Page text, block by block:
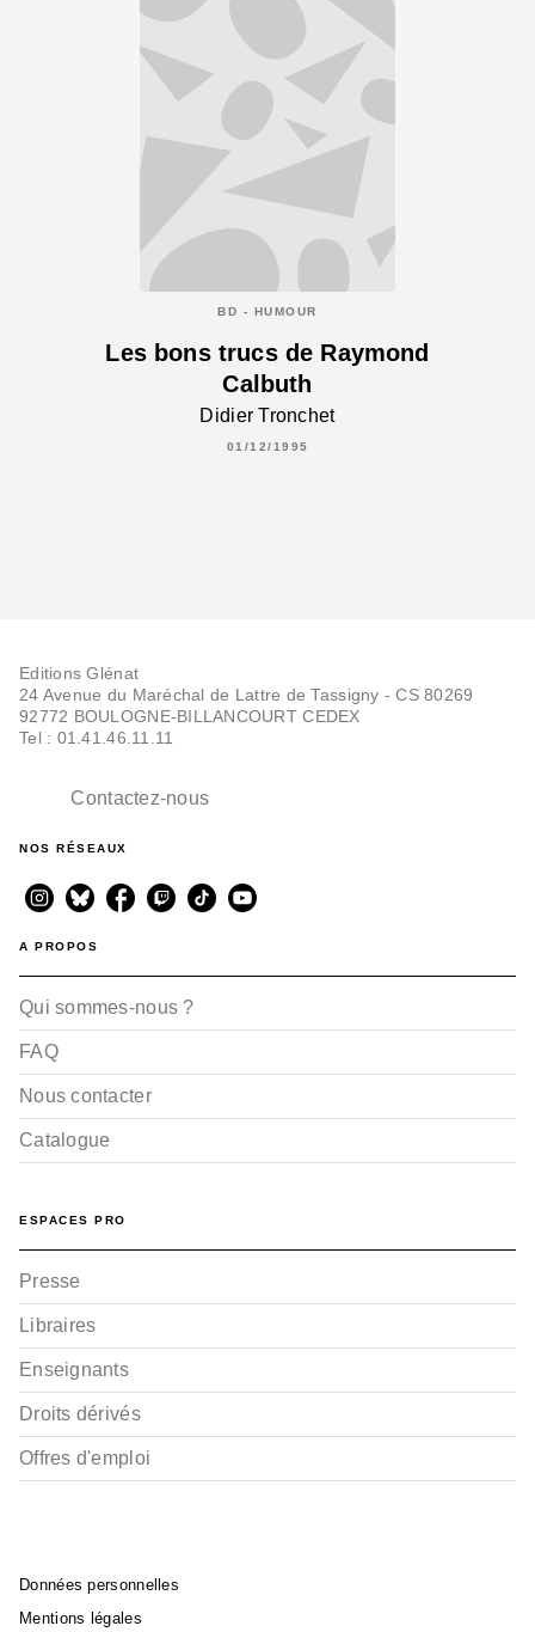
BD - HUMOUR
Les bons trucs de Raymond
Calbuth
Didier Tronchet
01/12/1995
Editions Glénat
24 Avenue du Maréchal de Lattre de Tassigny - CS 80269
92772 BOULOGNE-BILLANCOURT CEDEX
Tel : 01.41.46.11.11
Contactez-nous
NOS RÉSEAUX
A PROPOS
Qui sommes-nous ?
FAQ
Nous contacter
Catalogue
ESPACES PRO
Presse
Libraires
Enseignants
Droits dérivés
Offres d'emploi
Données personnelles
Mentions légales